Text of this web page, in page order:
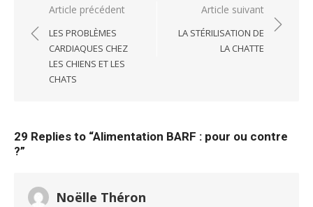
Navigation
de
l’article
Article précédent
LES PROBLÈMES
CARDIAQUES CHEZ
LES CHIENS ET LES
CHATS
Article suivant
LA STÉRILISATION DE
LA CHATTE
29 Replies to “Alimentation BARF : pour ou contre
?”
Noëlle Théron